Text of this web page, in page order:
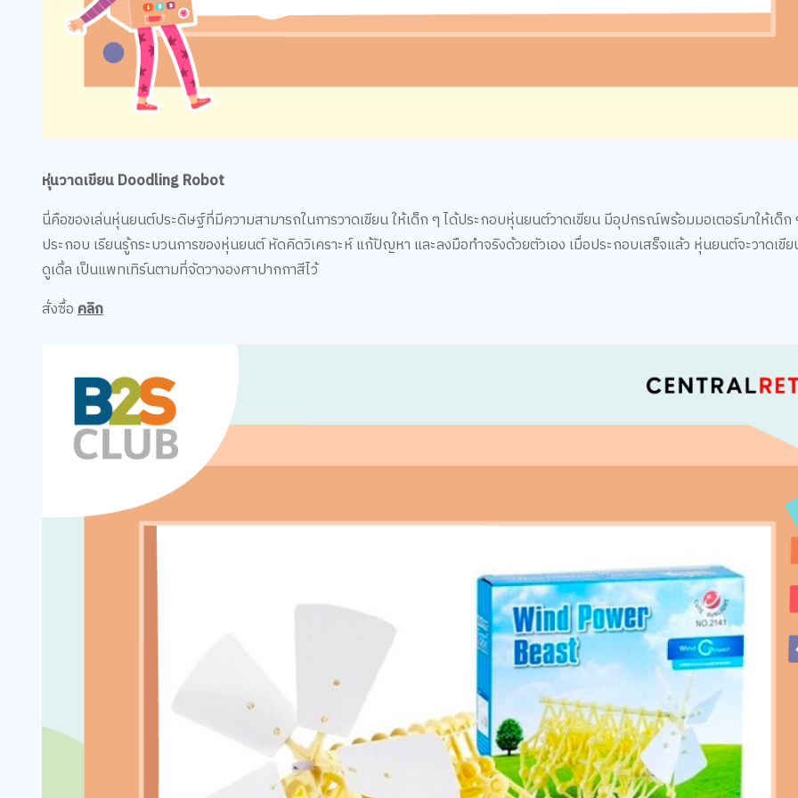
หุ่นวาดเขียน Doodling Robot
นี่คือของเล่นหุ่นยนต์ประดิษฐ์ที่มีความสามารถในการวาดเขียน ให้เด็ก ๆ ได้ประกอบหุ่นยนต์วาดเขียน มีอุปกรณ์พร้อมมอเตอร์มาให้เด็ก
ประกอบ เรียนรู้กระบวนการของหุ่นยนต์ หัดคิดวิเคราะห์ แก้ปัญหา และลงมือทำจริงด้วยตัวเอง เมื่อประกอบเสร็จแล้ว หุ่นยนต์จะวาดเขีย
ดูเดิ้ล เป็นแพทเทิร์นตามที่จัดวางองศาปากกาสีไว้
สั่งซื้อคลิก